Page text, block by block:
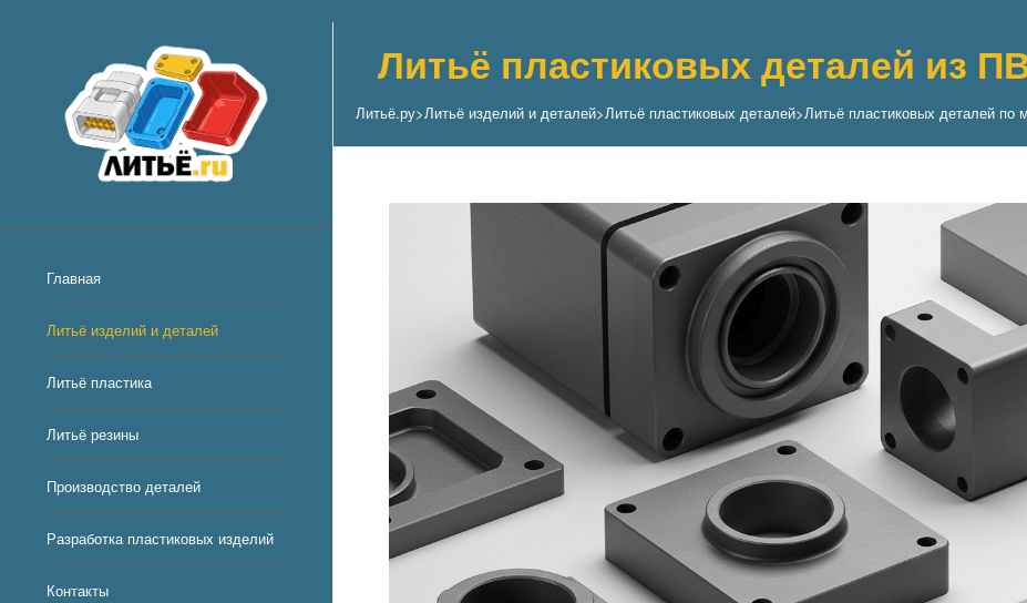
Главная
Литьё изделий и деталей
Литьё пластика
Литьё резины
Производство деталей
Разработка пластиковых изделий
Контакты
Литьё пластиковых деталей из
Литьё.ру>Литьё изделий и деталей>Литьё пластиковых деталей>Литьё пластиковых деталей по